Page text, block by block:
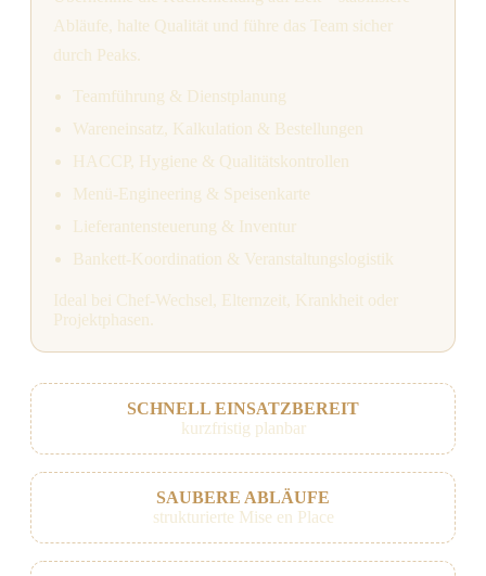
Abläufe, halte Qualität und führe das Team sicher
durch Peaks.
Teamführung & Dienstplanung
Wareneinsatz, Kalkulation & Bestellungen
HACCP, Hygiene & Qualitätskontrollen
Menü-Engineering & Speisenkarte
Lieferantensteuerung & Inventur
Bankett-Koordination & Veranstaltungslogistik
Ideal bei Chef-Wechsel, Elternzeit, Krankheit oder
Projektphasen.
SCHNELL EINSATZBEREIT
kurzfristig planbar
SAUBERE ABLÄUFE
strukturierte Mise en Place